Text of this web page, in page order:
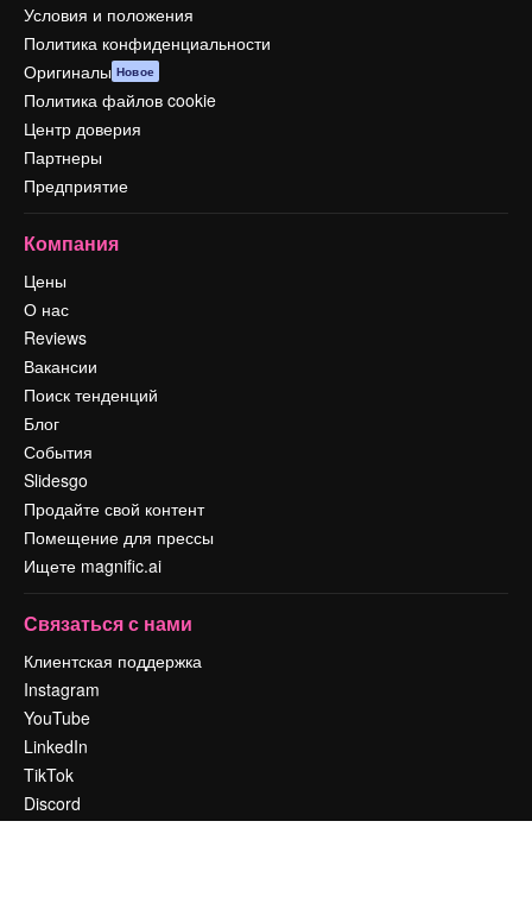
Условия и положения
Политика конфиденциальности
Оригиналы Новое
Политика файлов cookie
Центр доверия
Партнеры
Предприятие
Компания
Цены
О нас
Reviews
Вакансии
Поиск тенденций
Блог
События
Slidesgo
Продайте свой контент
Помещение для прессы
Ищете magnific.ai
Связаться с нами
Клиентская поддержка
Instagram
YouTube
LinkedIn
TikTok
Discord